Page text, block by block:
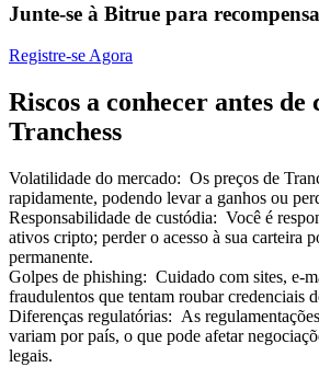
Indicação
Convide um amigo para receber
Junte-se à Bitrue para
Registre-se Agora
Riscos a conhecer antes
Tranchess
Volatilidade do mercado: Os preços de
rapidamente, podendo levar a ganhos ou
Responsabilidade de custódia: Você é
ativos cripto; perder o acesso à sua carteira
permanente.
Golpes de phishing: Cuidado com sites, e-
fraudulentos que tentam roubar credenciais
Diferenças regulatórias: As
variam por país, o que pode afetar
legais.